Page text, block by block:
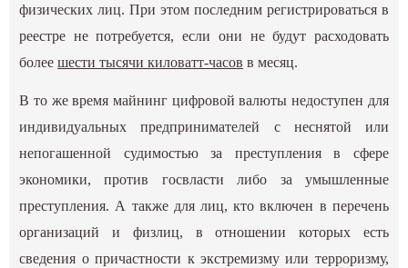
физических лиц. При этом последним регистрироваться в
реестре не потребуется, если они не будут расходовать
болеешести тысячи киловатт-часов в месяц.
В то же время майнинг цифровой валюты недоступен для
индивидуальных предпринимателей с неснятой или
непогашенной судимостью за преступления в сфере
экономики, против госвласти либо за умышленные
преступления. А также для лиц, кто включен в перечень
организаций и физлиц, в отношении которых есть
сведения о причастности к экстремизму или терроризму,